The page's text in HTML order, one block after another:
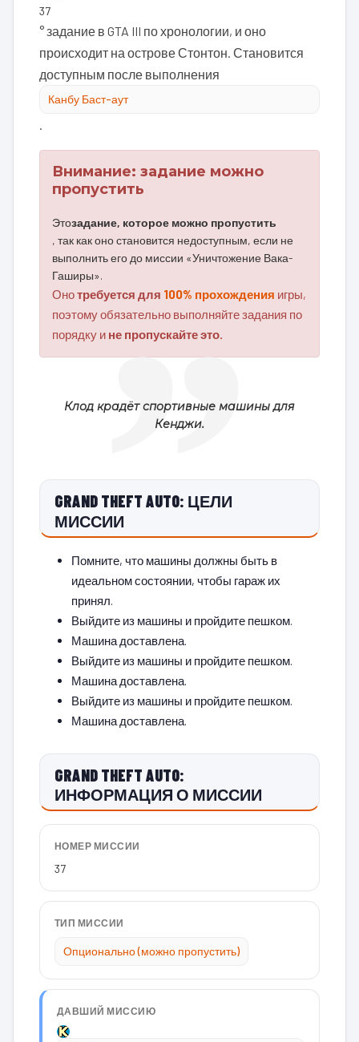
37
° задание в GTA III по хронологии, и оно
происходит на острове Стонтон. Становится
доступным после выполнения
Канбу Баст-аут
Внимание: задание можно
пропустить
Этозадание, которое можно пропустить
, так как оно становится недоступным, если не
выполнить его до миссии «Уничтожение Вака-
Гаширы».
Онотребуется для 100% прохождения игры,
поэтому обязательно выполняйте задания по
порядку и не пропускайте это.
Клод крадёт спортивные машины для
Кенджи.
GRAND THEFT AUTO: ЦЕЛИ
МИССИИ
Помните, что машины должны быть в
идеальном состоянии, чтобы гараж их
принял.
Выйдите из машины и пройдите пешком.
Машина доставлена.
Выйдите из машины и пройдите пешком.
Машина доставлена.
Выйдите из машины и пройдите пешком.
Машина доставлена.
GRAND THEFT AUTO:
ИНФОРМАЦИЯ О МИССИИ
НОМЕР МИССИИ
37
ТИП МИССИИ
Опционально (можно пропустить)
ДАВШИЙ МИССИЮ